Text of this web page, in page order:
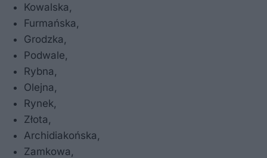
Kowalska,
Furmańska,
Grodzka,
Podwale,
Rybna,
Olejna,
Rynek,
Złota,
Archidiakońska,
Zamkowa,